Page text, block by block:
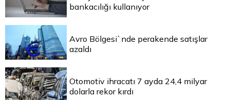
bankacılığı kullanıyor
Avro Bölgesi`nde perakende satışlar
azaldı
Otomotiv ihracatı 7 ayda 24,4 milyar
dolarla rekor kırdı